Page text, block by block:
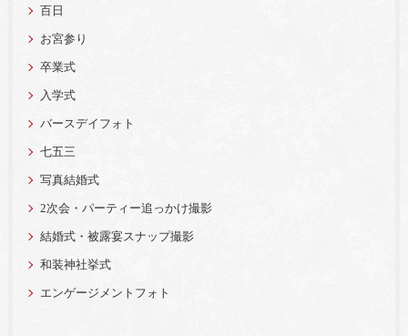
百日
お宮参り
卒業式
入学式
バースデイフォト
七五三
写真結婚式
2次会・パーティー追っかけ撮影
結婚式・被露宴スナップ撮影
和装神社挙式
エンゲージメントフォト